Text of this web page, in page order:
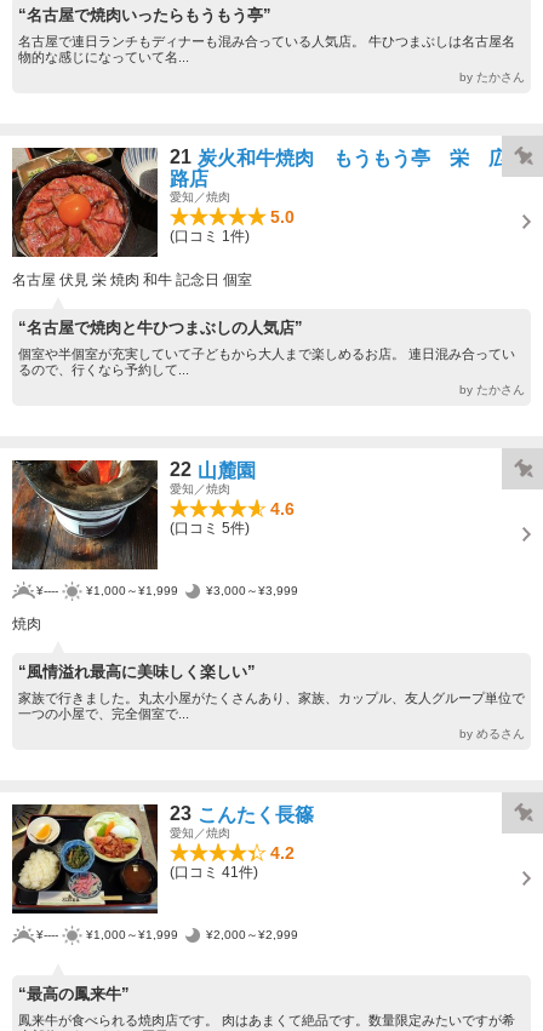
“名古屋で焼肉いったらもうもう亭”
名古屋で連日ランチもディナーも混み合っている人気店。 牛ひつまぶしは名古屋名
物的な感じになっていて名...
by たかさん
21 炭火和牛焼肉 もうもう亭 栄 広小
路店
愛知／焼肉
5.0
(口コミ 1件)
名古屋 伏見 栄 焼肉 和牛 記念日 個室
“名古屋で焼肉と牛ひつまぶしの人気店”
個室や半個室が充実していて子どもから大人まで楽しめるお店。 連日混み合ってい
るので、行くなら予約して...
by たかさん
22 山麓園
愛知／焼肉
4.6
(口コミ 5件)
¥---- ¥1,000～¥1,999 ¥3,000～¥3,999
焼肉
“風情溢れ最高に美味しく楽しい”
家族で行きました。丸太小屋がたくさんあり、家族、カップル、友人グループ単位で
一つの小屋で、完全個室で...
by めるさん
23 こんたく長篠
愛知／焼肉
4.2
(口コミ 41件)
¥---- ¥1,000～¥1,999 ¥2,000～¥2,999
“最高の鳳来牛”
鳳来牛が食べられる焼肉店です。 肉はあまくて絶品です。数量限定みたいですが希